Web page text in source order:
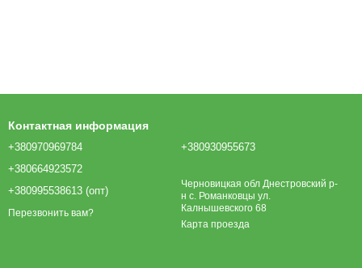
Контактная информация
+380970969784
+380664923572
+380995538613 (опт)
Перезвонить вам?
+380930955673
Черновицкая обл Днестровский р-
н с. Романковцы ул.
Калнышевского 68
Карта проезда